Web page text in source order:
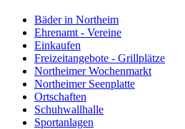
Bäder in Northeim
Ehrenamt - Vereine
Einkaufen
Freizeitangebote - Grillplätze
Northeimer Wochenmarkt
Northeimer Seenplatte
Ortschaften
Schuhwallhalle
Sportanlagen